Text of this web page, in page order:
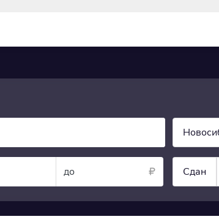
до Сдан